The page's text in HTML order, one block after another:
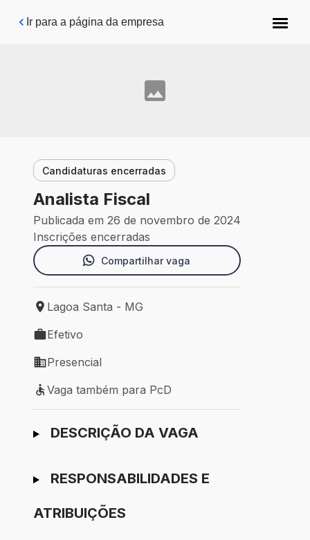
Pular para o conteúdo principal
Ir para a página da empresa
Candidaturas encerradas
Analista Fiscal
Publicada em 26 de novembro de 2024
Inscrições encerradas
Compartilhar vaga
Local de trabalho: Lagoa Santa - MG
Lagoa Santa - MG
Tipo de vaga: Efetivo
Efetivo
Modelo de trabalho: Presencial
Presencial
Vaga também para PcD
Vaga também para PcD
Ir para candidatura
DESCRIÇÃO DA VAGA
RESPONSABILIDADES E
ATRIBUIÇÕES